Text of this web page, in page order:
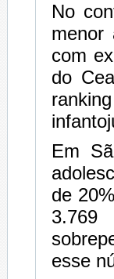
No
menor
com
do
Em
de
3.769
esse